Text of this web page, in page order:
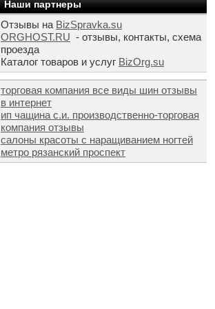
Наши партнеры
Отзывы на BizSpravka.su
ORGHOST.RU - отзывы, контакты, схема
проезда
Каталог товаров и услуг BizOrg.su
торговая компания все виды шин отзывы
в интернет
ип чащина с.и. производственно-торговая
компания отзывы
салоны красоты с наращиванием ногтей
метро рязанский проспект